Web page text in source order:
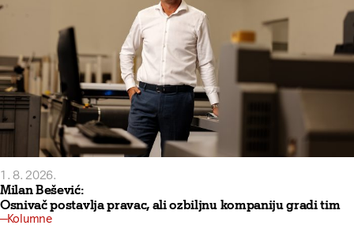
1. 8. 2026.
Milan Bešević:
Osnivač postavlja pravac, ali ozbiljnu kompaniju gradi tim
Kolumne